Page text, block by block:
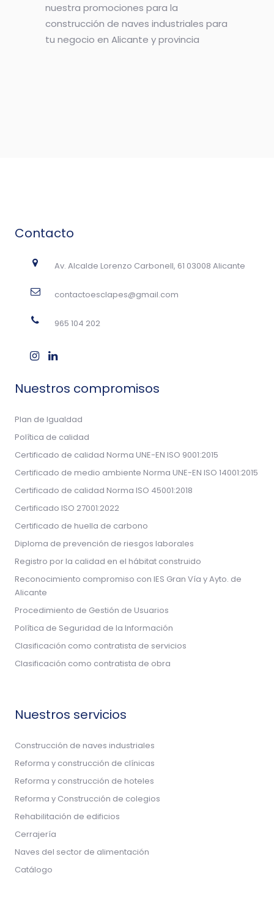
nuestra promociones para la
construcción de naves industriales para
tu negocio en Alicante y provincia
Contacto
Av. Alcalde Lorenzo Carbonell, 61 03008 Alicante
contactoesclapes@gmail.com
965 104 202
Nuestros compromisos
Plan de Igualdad
Política de calidad
Certificado de calidad Norma UNE-EN ISO 9001:2015
Certificado de medio ambiente Norma UNE-EN ISO 14001:2015
Certificado de calidad Norma ISO 45001:2018
Certificado ISO 27001:2022
Certificado de huella de carbono
Diploma de prevención de riesgos laborales
Registro por la calidad en el hábitat construido
Reconocimiento compromiso con IES Gran Vía y Ayto. de
Alicante
Procedimiento de Gestión de Usuarios
Política de Seguridad de la Información
Clasificación como contratista de servicios
Clasificación como contratista de obra
Nuestros servicios
Construcción de naves industriales
Reforma y construcción de clínicas
Reforma y construcción de hoteles
Reforma y Construcción de colegios
Rehabilitación de edificios
Cerrajería
Naves del sector de alimentación
Catálogo